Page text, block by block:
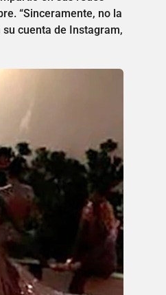
“Sinceramente, no la
cuenta de Instagram,